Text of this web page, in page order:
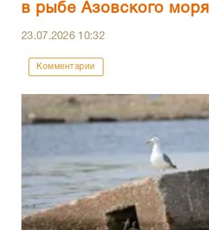
в рыбе Азовского моря
23.07.2026 10:32
Комментарии